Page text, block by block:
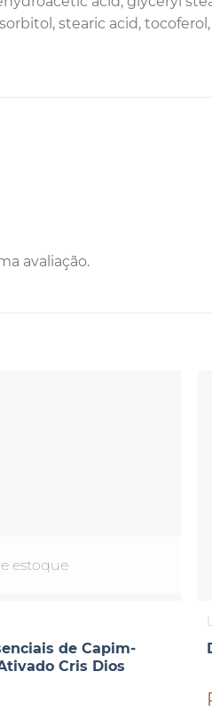
stearic acid,
avaliação.
estoque
de Capim-
Cris Dios